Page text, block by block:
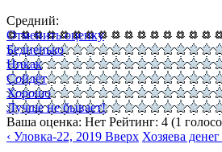
Средний:
Отменить оценку
Бедненько
Никак
Сойдёт
Хорошо
Лучше не бывает!
Ваша оценка: Нет Рейтинг: 4 (1
‹ Уловка-22, 2019 Вверх Хозяева денег